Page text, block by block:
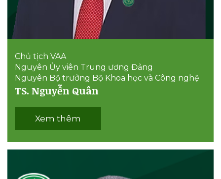
Chủ tịch VAA
Nguyên Ủy viên Trung ương Đảng
Nguyên Bộ trưởng Bộ Khoa học và Công nghệ
TS. Nguyễn Quân
Xem thêm